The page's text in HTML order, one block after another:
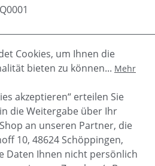
mit Kompass und
und integrierter Weste.
Weste…Mehr
Cookies, um Ihnen die
bieten zu können... Mehr
akzeptieren“ erteilen Sie
die Weitergabe über Ihr
an unseren Partner, die
10, 48624 Schöppingen,
Daten Ihnen nicht persönlich